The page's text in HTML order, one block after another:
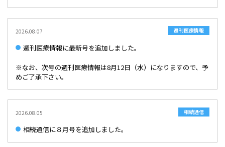
オプション機能一部終了のご案内
ミナーを開催いたします。
2025/09/30
【リリースのご案内】税務申告ソフト「達人シリーズ」（株式会
社NTTデータ）とのAPI連携を開始いたしました。
2025/08/27
クラウド経費精算システム「BIZUP経費精算」をリリースいたし
ました。
2026.08.07 週刊医療情報
週刊医療情報に最新号を追加しました。
※なお、次号の週刊医療情報は8月12日（水）になりますので、予
めご了承下さい。
2026.08.05 相続通信
相続通信に８月号を追加しました。